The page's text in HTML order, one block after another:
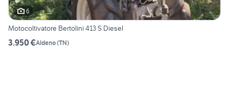
6
Motocoltivatore Bertolini 413 S Diesel
3.950 €Aldeno(TN)